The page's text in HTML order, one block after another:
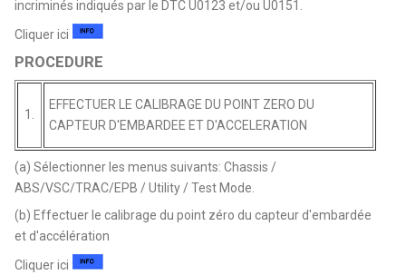
incriminés indiqués par le DTC U0123 et/ou U0151.
Cliquer ici
PROCEDURE
1.
EFFECTUER LE CALIBRAGE DU POINT ZERO DU
CAPTEUR D'EMBARDEE ET D'ACCELERATION
(a) Sélectionner les menus suivants: Chassis /
ABS/VSC/TRAC/EPB / Utility / Test Mode.
(b) Effectuer le calibrage du point zéro du capteur d'embardée
et d'accélération
Cliquer ici